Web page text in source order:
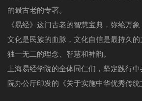
的最古老的专著。
《易经》这门古老的智慧宝典，弥纶万象
文化是民族的血脉，文化自信是最持久
独一无二的理念、智慧和神韵。
上海易经学院的全体同仁们，坚定践行
院办公厅印发的《关于实施中华优秀传